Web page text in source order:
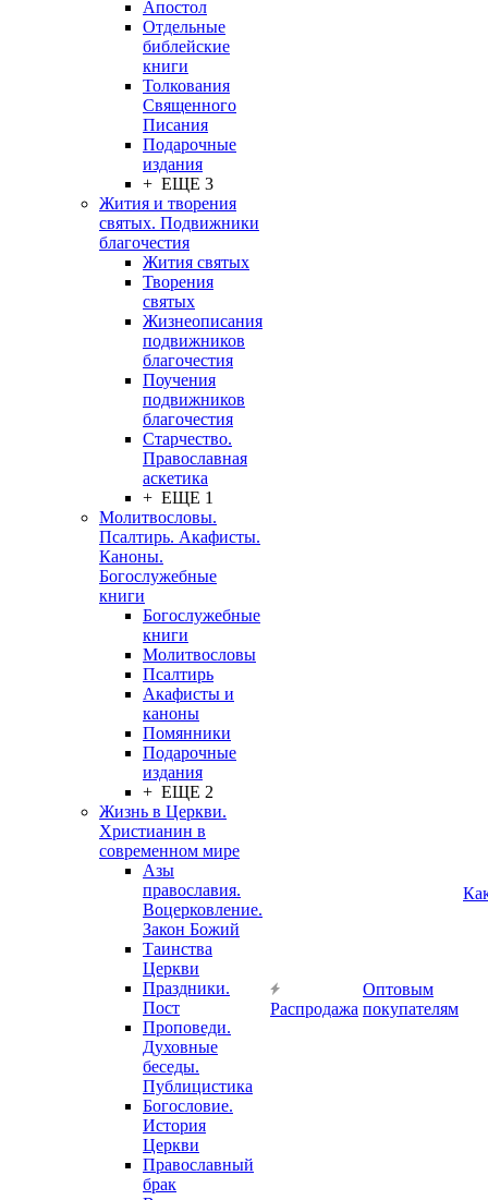
Апостол
Отдельные
библейские
книги
Толкования
Священного
Писания
Подарочные
издания
+ ЕЩЕ 3
Жития и творения
святых. Подвижники
благочестия
Жития святых
Творения
святых
Жизнеописания
подвижников
благочестия
Поучения
подвижников
благочестия
Старчество.
Православная
аскетика
+ ЕЩЕ 1
Молитвословы.
Псалтирь. Акафисты.
Каноны.
Богослужебные
книги
Богослужебные
книги
Молитвословы
Псалтирь
Акафисты и
каноны
Помянники
Подарочные
издания
+ ЕЩЕ 2
Жизнь в Церкви.
Христианин в
современном мире
Азы
православия.
Воцерковление.
Закон Божий
Таинства
Церкви
Праздники.
Пост
Проповеди.
Духовные
беседы.
Публицистика
Богословие.
История
Церкви
Православный
брак
Распродажа
Оптовым
покупателям